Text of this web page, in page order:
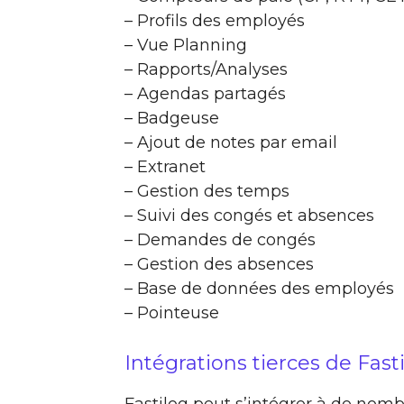
– Profils des employés
– Vue Planning
– Rapports/Analyses
– Agendas partagés
– Badgeuse
– Ajout de notes par email
– Extranet
– Gestion des temps
– Suivi des congés et absences
– Demandes de congés
– Gestion des absences
– Base de données des employés
– Pointeuse
Intégrations tierces de